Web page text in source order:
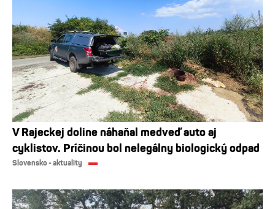
V Rajeckej doline náhaňal medveď auto aj
cyklistov. Príčinou bol nelegálny biologický odpad
Slovensko - aktuality